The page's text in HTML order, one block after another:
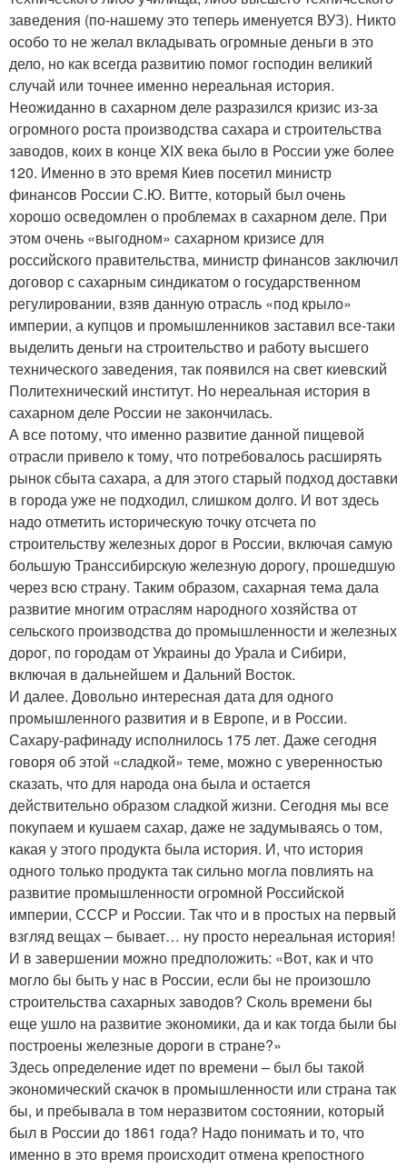
заведения (по-нашему это теперь именуется ВУЗ). Никто
особо то не желал вкладывать огромные деньги в это
дело, но как всегда развитию помог господин великий
случай или точнее именно нереальная история.
Неожиданно в сахарном деле разразился кризис из-за
огромного роста производства сахара и строительства
заводов, коих в конце XIX века было в России уже более
120. Именно в это время Киев посетил министр
финансов России С.Ю. Витте, который был очень
хорошо осведомлен о проблемах в сахарном деле. При
этом очень «выгодном» сахарном кризисе для
российского правительства, министр финансов заключил
договор с сахарным синдикатом о государственном
регулировании, взяв данную отрасль «под крыло»
империи, а купцов и промышленников заставил все-таки
выделить деньги на строительство и работу высшего
технического заведения, так появился на свет киевский
Политехнический институт. Но нереальная история в
сахарном деле России не закончилась.
А все потому, что именно развитие данной пищевой
отрасли привело к тому, что потребовалось расширять
рынок сбыта сахара, а для этого старый подход доставки
в города уже не подходил, слишком долго. И вот здесь
надо отметить историческую точку отсчета по
строительству железных дорог в России, включая самую
большую Транссибирскую железную дорогу, прошедшую
через всю страну. Таким образом, сахарная тема дала
развитие многим отраслям народного хозяйства от
сельского производства до промышленности и железных
дорог, по городам от Украины до Урала и Сибири,
включая в дальнейшем и Дальний Восток.
И далее. Довольно интересная дата для одного
промышленного развития и в Европе, и в России.
Сахару-рафинаду исполнилось 175 лет. Даже сегодня
говоря об этой «сладкой» теме, можно с уверенностью
сказать, что для народа она была и остается
действительно образом сладкой жизни. Сегодня мы все
покупаем и кушаем сахар, даже не задумываясь о том,
какая у этого продукта была история. И, что история
одного только продукта так сильно могла повлиять на
развитие промышленности огромной Российской
империи, СССР и России. Так что и в простых на первый
взгляд вещах – бывает… ну просто нереальная история!
И в завершении можно предположить: «Вот, как и что
могло бы быть у нас в России, если бы не произошло
строительства сахарных заводов? Сколь времени бы
еще ушло на развитие экономики, да и как тогда были бы
построены железные дороги в стране?»
Здесь определение идет по времени – был бы такой
экономический скачок в промышленности или страна так
бы, и пребывала в том неразвитом состоянии, который
был в России до 1861 года? Надо понимать и то, что
именно в это время происходит отмена крепостного